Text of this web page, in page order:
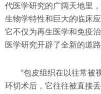
代医学研究的广阔天地里
生物学特性和巨大的临床
它不仅为再生医学和免疫
医学研究开辟了全新的道路
“包皮组织在以往常被
环切术后，它往往被直接